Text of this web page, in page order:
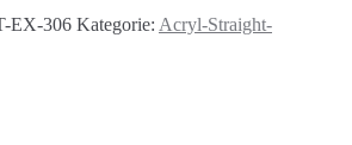
EX-306 Kategorie: Acryl-Straight-